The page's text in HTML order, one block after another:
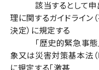
該当するとして申出
理に関するガイドライ
決定）に規定する
「歴史的緊急事態」
象又は災害対策基本法
に規定する「激甚